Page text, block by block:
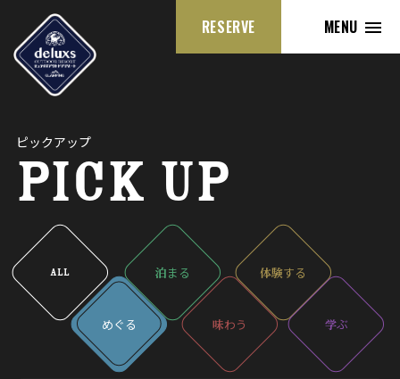
RESERVE MENU
ピックアップ
PICK UP
ALL 泊まる 体験する
めぐる 味わう 学ぶ